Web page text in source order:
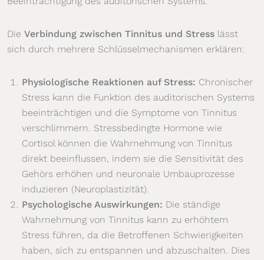
Die Verbindung zwischen Tinnitus und Stress lässt
sich durch mehrere Schlüsselmechanismen erklären:
Physiologische Reaktionen auf Stress: Chronischer
Stress kann die Funktion des auditorischen Systems
beeinträchtigen und die Symptome von Tinnitus
verschlimmern. Stressbedingte Hormone wie
Cortisol können die Wahrnehmung von Tinnitus
direkt beeinflussen, indem sie die Sensitivität des
Gehörs erhöhen und neuronale Umbauprozesse
induzieren (Neuroplastizität).
Psychologische Auswirkungen: Die ständige
Wahrnehmung von Tinnitus kann zu erhöhtem
Stress führen, da die Betroffenen Schwierigkeiten
haben, sich zu entspannen und abzuschalten. Dies